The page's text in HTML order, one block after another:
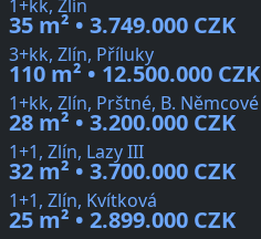
1+kk, Zlín
35 m² • 3.749.000 CZK
3+kk, Zlín, Příluky
110 m² • 12.500.000 CZK
1+kk, Zlín, Prštné, B. Němcové
28 m² • 3.200.000 CZK
1+1, Zlín, Lazy III
32 m² • 3.700.000 CZK
1+1, Zlín, Kvítková
25 m² • 2.899.000 CZK